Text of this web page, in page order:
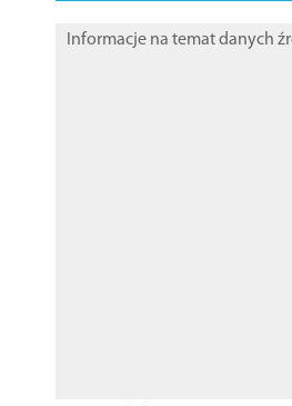
Informacje na temat danych